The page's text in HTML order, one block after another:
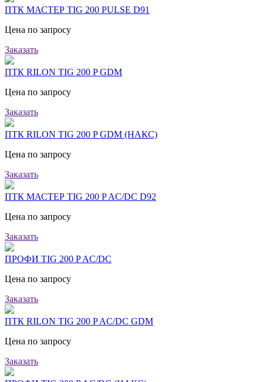
ПТК МАСТЕР TIG 200 PULSE D91
Цена по запросу
Заказать
ПТК RILON TIG 200 P GDM
Цена по запросу
Заказать
ПТК RILON TIG 200 P GDM (НАКС)
Цена по запросу
Заказать
ПТК МАСТЕР TIG 200 P AC/DC D92
Цена по запросу
Заказать
ПРОФИ TIG 200 P AC/DC
Цена по запросу
Заказать
ПТК RILON TIG 200 P AC/DC GDM
Цена по запросу
Заказать